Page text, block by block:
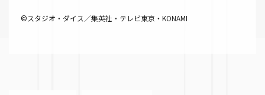
©スタジオ・ダイス／集英社・テレビ東京・KONAMI